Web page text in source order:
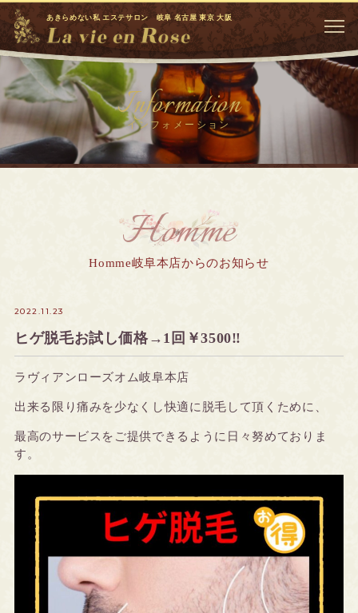
あきらめない私 エステサロン 岐阜 名古屋 東京 大阪
Information
インフォメーション
Homme
Homme岐阜本店からのお知らせ
2022.11.23
ヒゲ脱毛お試し価格→1回￥3500‼️
ラヴィアンローズオム岐阜本店
出来る限り痛みを少なくし快適に脱毛して頂くために、
最高のサービスをご提供できるように日々努めておりま
す。